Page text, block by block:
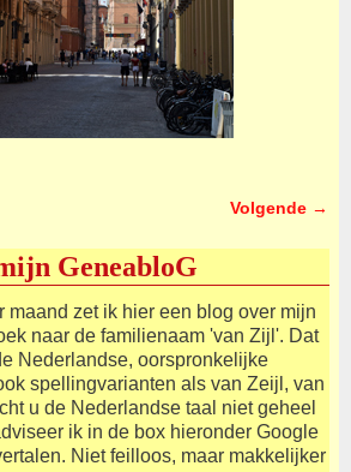
Volgende →
GeneabloG
maand zet ik hier een blog over mijn
naar de familienaam 'van Zijl'. Dat
Nederlandse, oorspronkelijke
spellingvarianten als van Zeijl, van
u de Nederlandse taal niet geheel
ik in de box hieronder Google
Niet feilloos, maar makkelijker